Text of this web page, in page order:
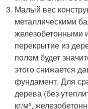
Малый вес
металлическими
железобетонными
перекрытие из
полом будет
этого снижается
фундамент. Для
дерева (без
кг/м²,